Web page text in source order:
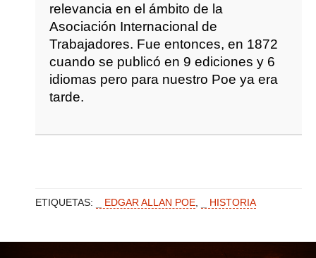
relevancia en el ámbito de la
Asociación Internacional de
Trabajadores. Fue entonces, en 1872
cuando se publicó en 9 ediciones y 6
idiomas pero para nuestro Poe ya era
tarde.
ETIQUETAS: EDGAR ALLAN POE, HISTORIA